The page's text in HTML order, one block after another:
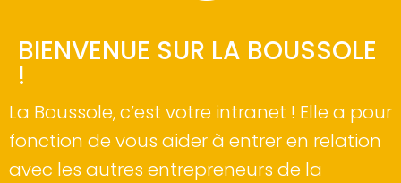
BIENVENUE SUR LA BOUSSOLE
!
La Boussole, c’est votre intranet ! Elle a pour
fonction de vous aider à entrer en relation
avec les autres entrepreneurs de la